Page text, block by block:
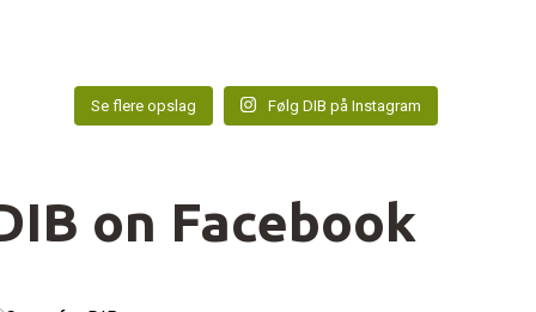
Se flere opslag Følg DIB på Instagram
on Facebook